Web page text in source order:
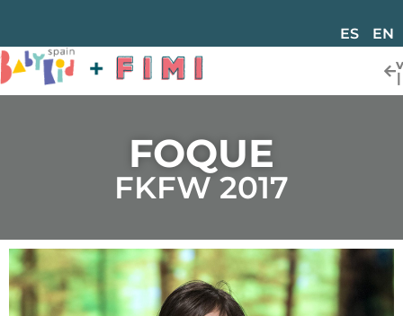
ES
EN
FOQUE
FKFW 2017